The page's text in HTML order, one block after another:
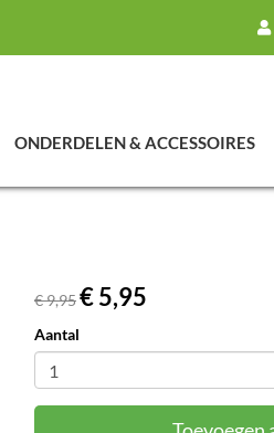
ONDERDELEN & ACCESSOIRES
€ 9,95€ 5,95
Aantal